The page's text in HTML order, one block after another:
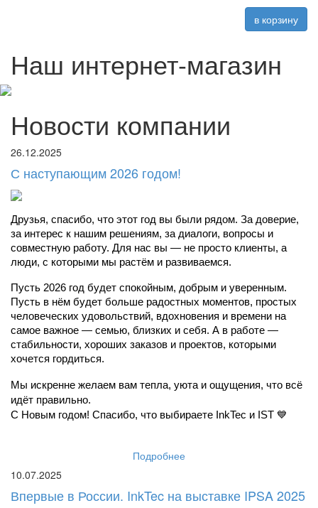
в корзину
Наш интернет-магазин
Новости компании
26.12.2025
С наступающим 2026 годом!
Друзья, спасибо, что этот год вы были рядом. За доверие,
за интерес к нашим решениям, за диалоги, вопросы и
совместную работу. Для нас вы — не просто клиенты, а
люди, с которыми мы растём и развиваемся.
Пусть 2026 год будет спокойным, добрым и уверенным.
Пусть в нём будет больше радостных моментов, простых
человеческих удовольствий, вдохновения и времени на
самое важное — семью, близких и себя. А в работе —
стабильности, хороших заказов и проектов, которыми
хочется гордиться.
Мы искренне желаем вам тепла, уюта и ощущения, что всё
идёт правильно.
С Новым годом! Спасибо, что выбираете InkTec и IST 💙
Подробнее
10.07.2025
Впервые в России. InkTec на выставке IPSA 2025